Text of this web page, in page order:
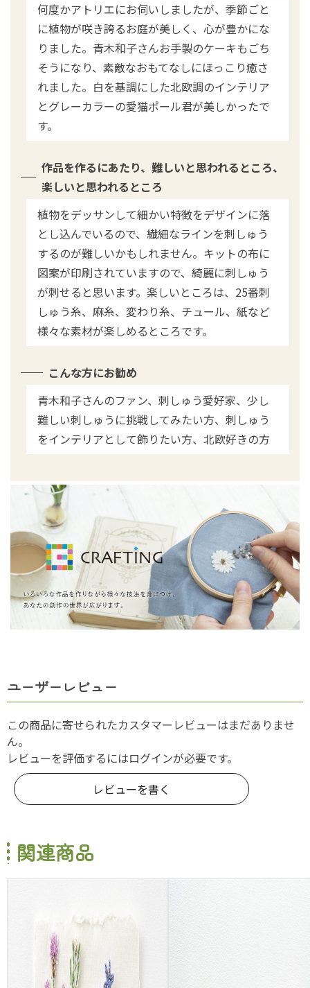
何度かアトリエにお伺いしましたが、季節ごと
に植物が咲き誇るお庭が美しく、心が豊かにな
りました。青木和子さんお手製のケーキもごち
そうになり、素敵なおもてなしにほっこり癒さ
れました。白を基調にした北欧調のインテリア
とグレーカラーの愛猫ポール君が美しかったで
す。
作品を作るにあたり、難しいと思われるところ、
楽しいと思われるところ
植物をデッサンして細かい特徴をデザインに落
とし込んでいるので、繊細なラインを刺しゅう
するのが難しいかもしれません。キットの布に
図案が印刷されていますので、綺麗に刺しゅう
が刺せると思います。楽しいところは、25番刺
しゅう糸、麻糸、変わり糸、チュール、紙など
様々な素材が楽しめるところです。
こんな方にお勧め
青木和子さんのファン、刺しゅう愛好家、少し
難しい刺しゅうに挑戦してみたい方、刺しゅう
をインテリアとして飾りたい方、北欧好きの方
ユーザーレビュー
この商品に寄せられたカスタマーレビューはまだありませ
ん。
レビューを評価するにはログインが必要です。
レビューを書く
関連商品